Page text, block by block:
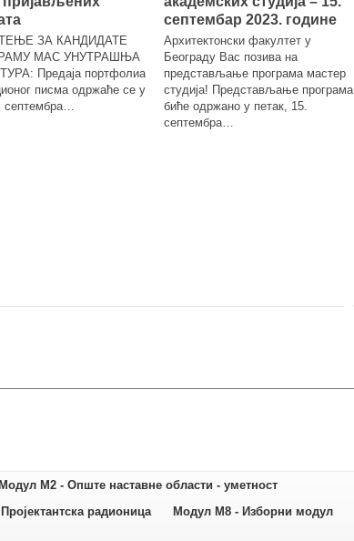
ЗА КАНДИДАТЕ
МАС УНУТРАШЊА
Предаја портфолиа
писма одржаће се у
септембра…
септембар 2023. године
Архитектонски факултет у
Београду Вас позива на
представљање програма мастер
студија! Представљање програма
биће одржано у петак, 15.
септембра…
М2 - Oпште наставне области - уметност
радионица
Модул М8 - Изборни модул